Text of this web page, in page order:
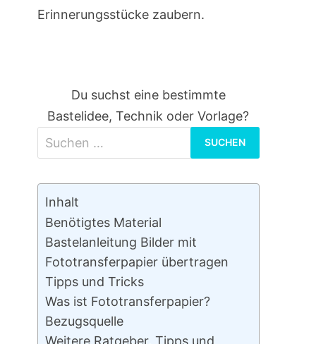
Erinnerungsstücke zaubern.
Du suchst eine bestimmte
Bastelidee, Technik oder Vorlage?
nach:
Inhalt
Benötigtes Material
Bastelanleitung Bilder mit
Fototransferpapier übertragen
Tipps und Tricks
Was ist Fototransferpapier?
Bezugsquelle
Weitere Ratgeber, Tipps und